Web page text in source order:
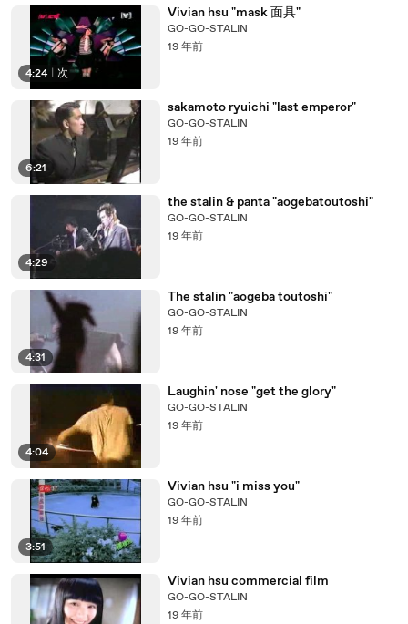
4:24 次
Vivian hsu "mask 面具"
GO-GO-STALIN
19 年前
6:21
sakamoto ryuichi "last emperor"
GO-GO-STALIN
19 年前
4:29
the stalin & panta "aogebatoutoshi"
GO-GO-STALIN
19 年前
4:31
The stalin "aogeba toutoshi"
GO-GO-STALIN
19 年前
4:04
Laughin' nose "get the glory"
GO-GO-STALIN
19 年前
3:51
Vivian hsu "i miss you"
GO-GO-STALIN
19 年前
Vivian hsu commercial film
GO-GO-STALIN
19 年前